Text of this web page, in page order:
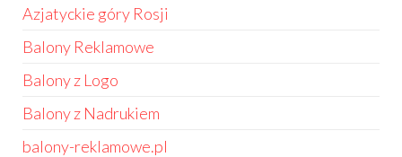
Azjatyckie góry Rosji
Balony Reklamowe
Balony z Logo
Balony z Nadrukiem
balony-reklamowe.pl